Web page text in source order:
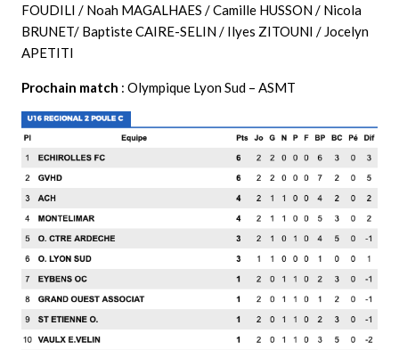
FOUDILI / Noah MAGALHAES / Camille HUSSON / Nicola
BRUNET/ Baptiste CAIRE-SELIN / Ilyes ZITOUNI / Jocelyn
APETITI
Prochain match : Olympique Lyon Sud – ASMT